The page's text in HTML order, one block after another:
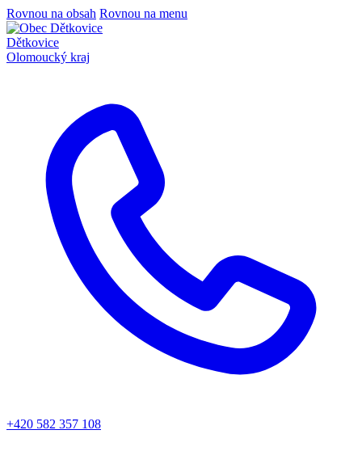
Rovnou na obsah Rovnou na menu
Dětkovice
Olomoucký kraj
+420 582 357 108